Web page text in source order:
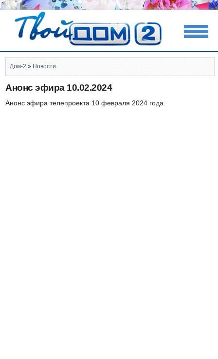
Дом-2 » Новости
Анонс эфира 10.02.2024
Анонс эфира телепроекта 10 февраля 2024 года.